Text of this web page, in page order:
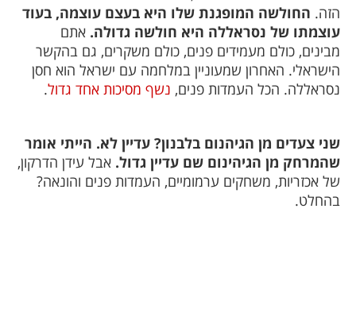
הזה. החולשה המופגנת שלו היא בעצם עוצמה, בעוד
עוצמתו של נסראללה היא חולשה גדולה.אתם
מבינים, כולם מעמידים פנים, כולם משקרים, גם בהקשר
הישראלי. האחרון שמעוניין במלחמה עם ישראל הוא חסן
נסראללה. הכל העמדות פנים, נשף מסיכות אחד גדול.
שני צעדים מן הגיהנום בלבנון? עדיין לא. הייתי אומר
שהמרחק מן הגיהינום שם עדיין גדול.אבל עידן הדרקון,
של אכזריות, משחקים ערמומיים, העמדות פנים והונאה?
בהחלט.